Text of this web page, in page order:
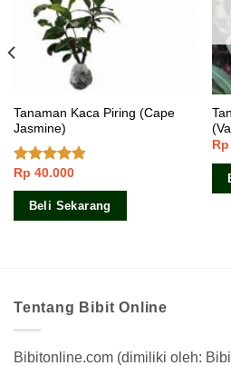
Tanaman Kaca Piring (Cape
Jasmine)
Dinilai
4.50dari 5
Rp 40.000
Beli Sekarang
Rp
Tentang Bibit Online
Bibitonline.com (dimiliki oleh: